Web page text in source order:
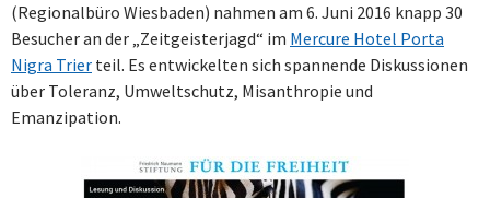
(Regionalbüro Wiesbaden) nahmen am 6. Juni 2016 knapp 30
Besucher an der „Zeitgeisterjagd“ im Mercure Hotel Porta
Nigra Trier teil. Es entwickelten sich spannende Diskussionen
über Toleranz, Umweltschutz, Misanthropie und
Emanzipation.